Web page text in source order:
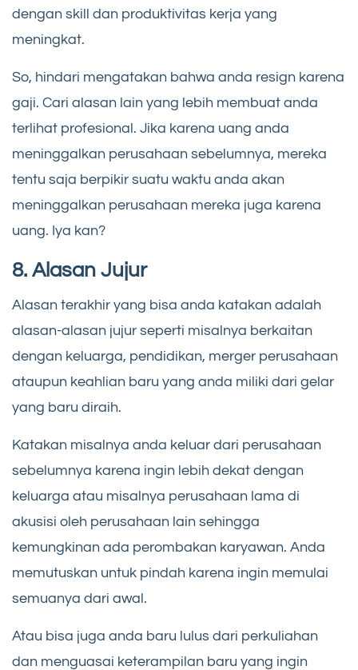
dengan skill dan produktivitas kerja yang
meningkat.
So, hindari mengatakan bahwa anda resign karena
gaji. Cari alasan lain yang lebih membuat anda
terlihat profesional. Jika karena uang anda
meninggalkan perusahaan sebelumnya, mereka
tentu saja berpikir suatu waktu anda akan
meninggalkan perusahaan mereka juga karena
uang. Iya kan?
8. Alasan Jujur
Alasan terakhir yang bisa anda katakan adalah
alasan-alasan jujur seperti misalnya berkaitan
dengan keluarga, pendidikan, merger perusahaan
ataupun keahlian baru yang anda miliki dari gelar
yang baru diraih.
Katakan misalnya anda keluar dari perusahaan
sebelumnya karena ingin lebih dekat dengan
keluarga atau misalnya perusahaan lama di
akusisi oleh perusahaan lain sehingga
kemungkinan ada perombakan karyawan. Anda
memutuskan untuk pindah karena ingin memulai
semuanya dari awal.
Atau bisa juga anda baru lulus dari perkuliahan
dan menguasai keterampilan baru yang ingin